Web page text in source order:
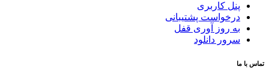
پنل کاربری
درخواست پشتیبانی
به روز آوری قفل
سرور دانلود
تماس با ما